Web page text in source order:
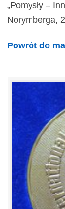
„Pomysły –
Norymberga,
Powrót do